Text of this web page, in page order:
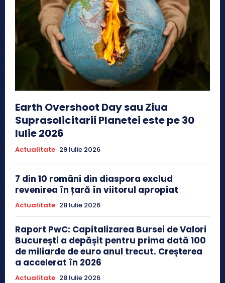
Earth Overshoot Day sau Ziua
Suprasolicitarii Planetei este pe 30
Iulie 2026
Actualitate 29 Iulie 2026
7 din 10 români din diaspora exclud
revenirea în țară în viitorul apropiat
Actualitate 28 Iulie 2026
Raport PwC: Capitalizarea Bursei de Valori
București a depășit pentru prima dată 100
de miliarde de euro anul trecut. Creșterea
a accelerat în 2026
Actualitate 28 Iulie 2026